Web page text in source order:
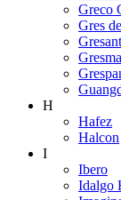
Greco
Gres
Gresant
H
Hafez
Halcon
I
Ibero
Idalgo